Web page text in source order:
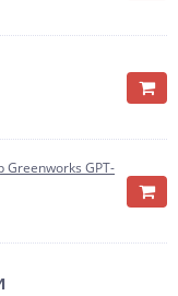
Greenworks GPT-